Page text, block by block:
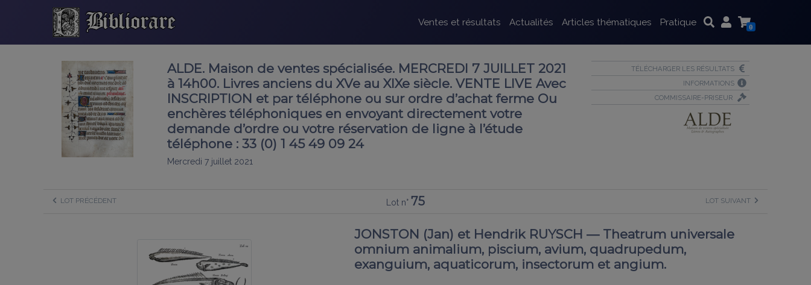
Ventes et résultats Actualités Articles thématiques Pratique 0
ALDE. Maison de ventes spécialisée. MERCREDI 7 JUILLET 2021
à 14h00. Livres anciens du XVe au XIXe siècle. VENTE LIVE Avec
INSCRIPTION et par téléphone ou sur ordre d’achat ferme Ou
enchères téléphoniques en envoyant directement votre
demande d’ordre ou votre réservation de ligne à l’étude
téléphone : 33 (0) 1 45 49 09 24
Mercredi 7 juillet 2021
TÉLÉCHARGER LES RÉSULTATS
INFORMATIONS
COMMISSAIRE-PRISEUR
LOT PRÉCÉDENT Lot n° 75 LOT SUIVANT
JONSTON (Jan) et Hendrik RUYSCH — Theatrum universale
omnium animalium, piscium, avium, quadrupedum,
exanguium, aquaticorum, insectorum et angium.